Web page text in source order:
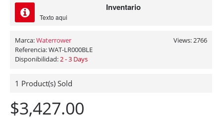
Inventario
Texto aqui
Views: 2766
Marca:Waterrower
Referencia:WAT-LR000BLE
Disponibilidad: 2 - 3 Days
1 Product(s) Sold
$3,427.00